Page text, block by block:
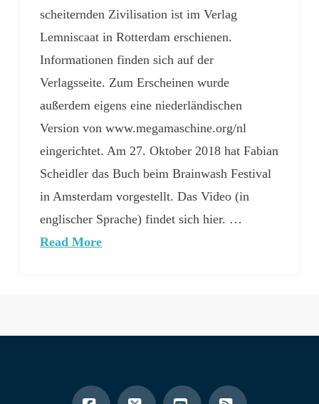
scheiternden Zivilisation ist im Verlag
Lemniscaat in Rotterdam erschienen.
Informationen finden sich auf der
Verlagsseite. Zum Erscheinen wurde
außerdem eigens eine niederländischen
Version von www.megamaschine.org/nl
eingerichtet. Am 27. Oktober 2018 hat Fabian
Scheidler das Buch beim Brainwash Festival
in Amsterdam vorgestellt. Das Video (in
englischer Sprache) findet sich hier. …
Read More